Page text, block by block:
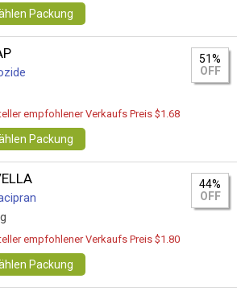
Packung
51%
OFF
empfohlener Verkaufs Preis $1.68
Packung
44%
OFF
empfohlener Verkaufs Preis $1.80
Packung